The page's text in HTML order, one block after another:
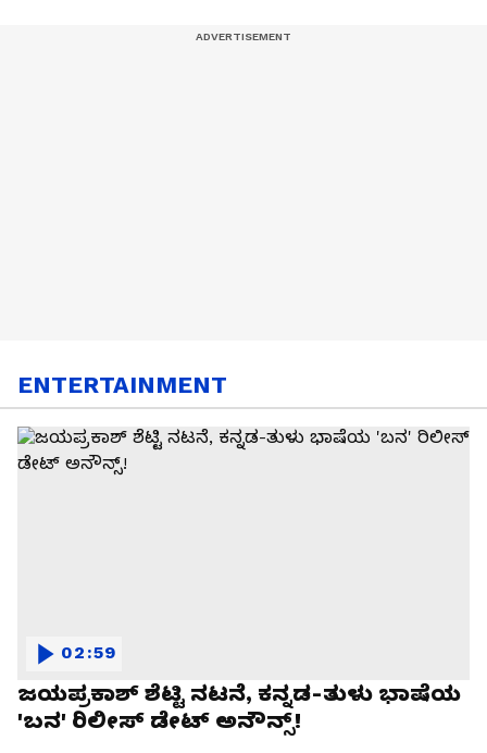
ENTERTAINMENT
ಜಯಪ್ರಕಾಶ್ ಶೆಟ್ಟಿ ನಟನೆ, ಕನ್ನಡ-ತುಳು ಭಾಷೆಯ
'ಬನ' ರಿಲೀಸ್ ಡೇಟ್ ಅನೌನ್ಸ್!
02:59